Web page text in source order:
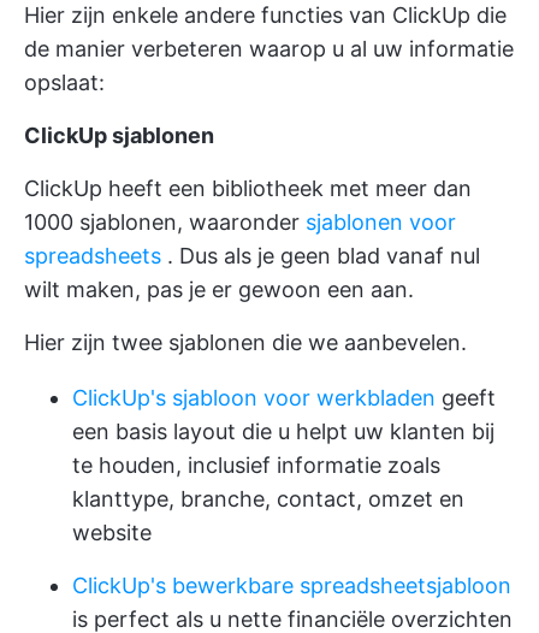
Hier zijn enkele andere functies van ClickUp die
de manier verbeteren waarop u al uw informatie
opslaat:
ClickUp sjablonen
ClickUp heeft een bibliotheek met meer dan
1000 sjablonen, waaronder sjablonen voor
spreadsheets . Dus als je geen blad vanaf nul
wilt maken, pas je er gewoon een aan.
Hier zijn twee sjablonen die we aanbevelen.
ClickUp's sjabloon voor werkbladen geeft
een basis layout die u helpt uw klanten bij
te houden, inclusief informatie zoals
klanttype, branche, contact, omzet en
website
ClickUp's bewerkbare spreadsheetsjabloon
is perfect als u nette financiële overzichten